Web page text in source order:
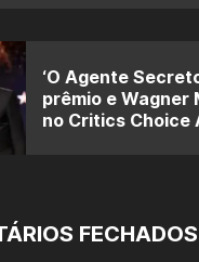
‘O Agente
prêmio e Wagner
no Critics Choice
FECHADOS